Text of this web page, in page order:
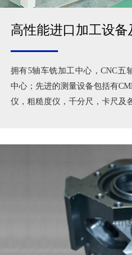
高性能进口加工设备
拥有5轴车铣加工中心，CNC五
中心；先进的测量设备包括有
仪，粗糙度仪，千分尺，卡尺及